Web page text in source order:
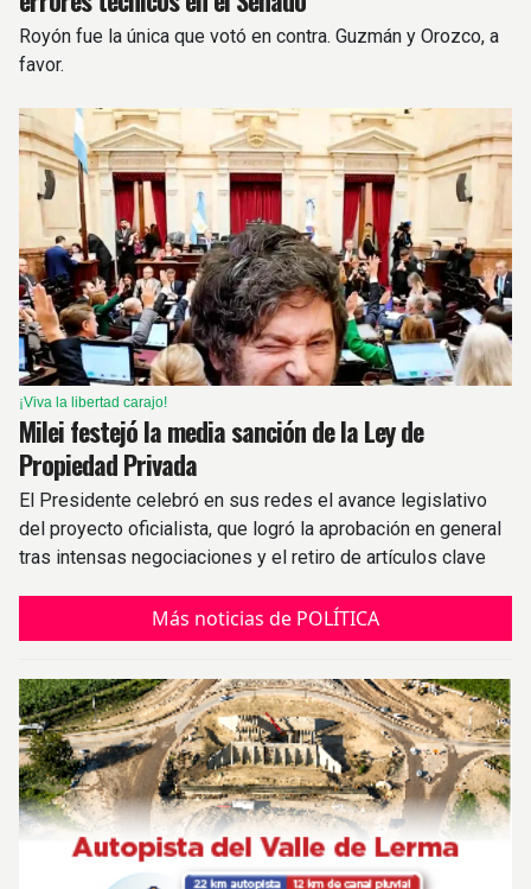
Royón fue la única que votó en contra. Guzmán y Orozco, a
favor.
¡Viva la libertad carajo!
Milei festejó la media sanción de la Ley de
Propiedad Privada
El Presidente celebró en sus redes el avance legislativo
del proyecto oficialista, que logró la aprobación en general
tras intensas negociaciones y el retiro de artículos clave
Más noticias de POLÍTICA